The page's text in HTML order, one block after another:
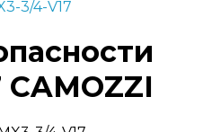
3/4-V17
CAMOZZI